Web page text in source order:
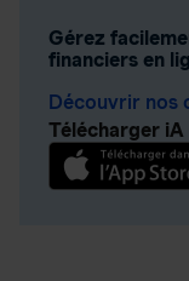
Gérez
financiers en
Découvrir nos
Télécharger